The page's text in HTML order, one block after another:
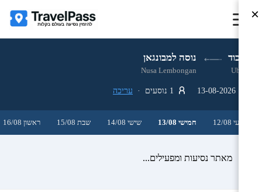
אובוד נוסה למבונגאן
Ubud
Nusa Lembongan
עריכה
רביעי 12/08 חמישי 13/08 שישי 14/08 שבת 15/08 ראשון 16/08
מאתר נסיעות ומפעילים...
×